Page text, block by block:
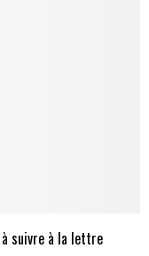
à suivre à la lettre